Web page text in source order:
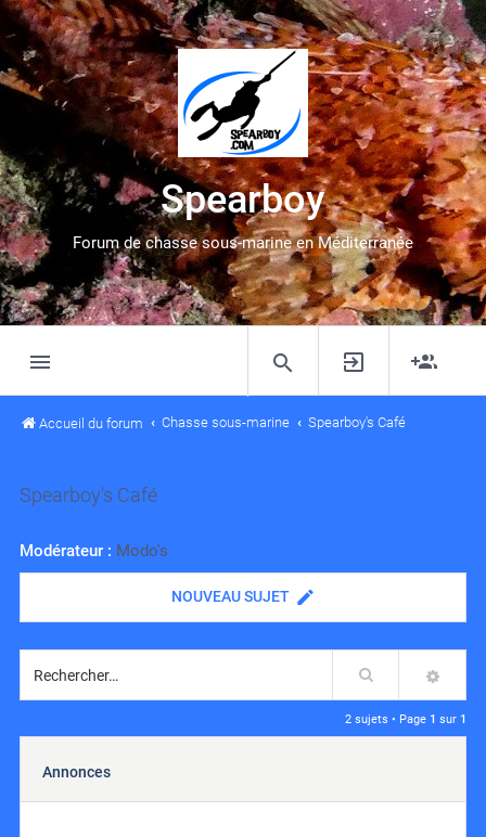
Spearboy
Forum de chasse sous-marine en Méditerranée
Accueil du forum Chasse sous-marine Spearboy's Café
Spearboy's Café
Modérateur : Modo's
NOUVEAU SUJET
Rechercher
2 sujets • Page 1 sur 1
Annonces